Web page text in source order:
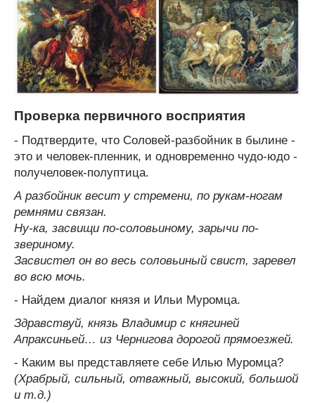
Проверка первичного восприятия
- Подтвердите, что Соловей-разбойник в былине -
это и человек-пленник, и одновременно чудо-юдо -
получеловек-полуптица.
А разбойник весит у стремени, по рукам-ногам
ремнями связан.
Ну-ка, засвищи по-соловьиному, зарычи по-
звериному.
Засвистел он во весь соловьиный свист, заревел
во всю мочь.
- Найдем диалог князя и Ильи Муромца.
Здравствуй, князь Владимир с княгиней
Апраксиньей… из Чернигова дорогой прямоезжей.
- Каким вы представляете себе Илью Муромца?
(Храбрый, сильный, отважный, высокий, большой
и т.д.)